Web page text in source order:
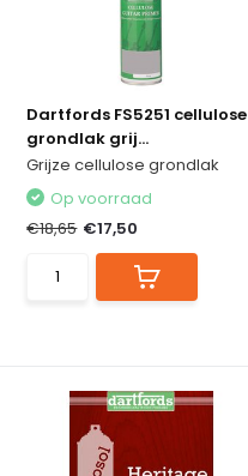
Dartfords FS5251 cellulose
grondlak grij...
Grijze cellulose grondlak
Op voorraad
€18,65 €17,50